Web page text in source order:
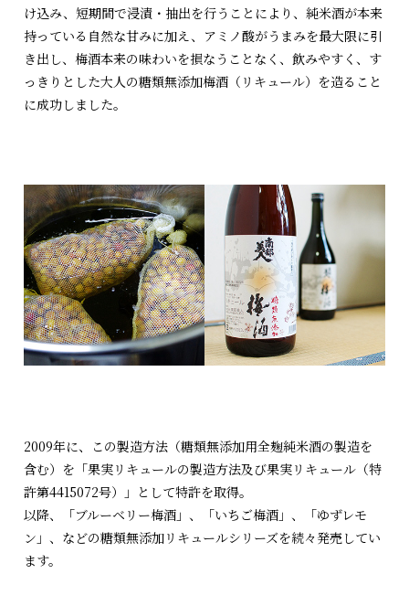
け込み、短期間で浸漬・抽出を行うことにより、純米酒が本来
持っている自然な甘みに加え、アミノ酸がうまみを最大限に引
き出し、梅酒本来の味わいを損なうことなく、飲みやすく、す
っきりとした大人の糖類無添加梅酒（リキュール）を造ること
に成功しました。
2009年に、この製造方法（糖類無添加用全麹純米酒の製造を
含む）を「果実リキュールの製造方法及び果実リキュール（特
許第4415072号）」として特許を取得。
以降、「ブルーベリー梅酒」、「いちご梅酒」、「ゆずレモ
ン」、などの糖類無添加リキュールシリーズを続々発売してい
ます。